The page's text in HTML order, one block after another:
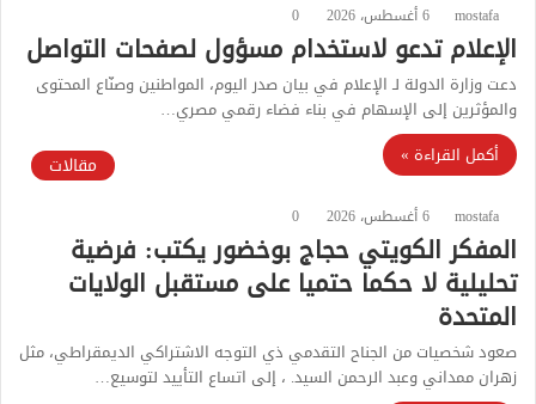
mostafa 6 أغسطس، 2026 0
الإعلام تدعو لاستخدام مسؤول لصفحات التواصل
دعت وزارة الدولة لـ الإعلام في بيان صدر اليوم، المواطنين وصنّاع المحتوى
والمؤثرين إلى الإسهام في بناء فضاء رقمي مصري…
أكمل القراءة »
مقالات
mostafa 6 أغسطس، 2026 0
المفكر الكويتي حجاج بوخضور يكتب: فرضية
تحليلية لا حكما حتميا على مستقبل الولايات
المتحدة
صعود شخصيات من الجناح التقدمي ذي التوجه الاشتراكي الديمقراطي، مثل
زهران ممداني وعبد الرحمن السيد. ، إلى اتساع التأييد لتوسيع…